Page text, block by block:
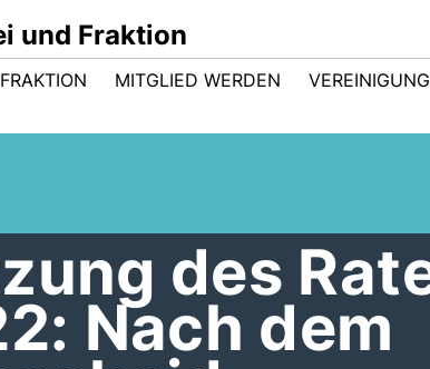
und Fraktion
FRAKTION MITGLIED WERDEN
des
Nach dem